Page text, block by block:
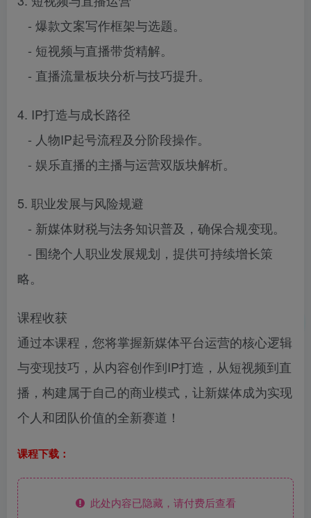
- 爆款文案写作框架与选题。
- 短视频与直播带货精解。
- 直播流量板块分析与技巧提升。
4. IP打造与成长路径
- 人物IP起号流程及分阶段操作。
- 娱乐直播的主播与运营双版块解析。
5. 职业发展与风险规避
- 新媒体财税与法务知识普及，确保合规变现。
- 围绕个人职业发展规划，提供可持续增长策
略。
课程收获
通过本课程，您将掌握新媒体平台运营的核心逻辑
与变现技巧，从内容创作到IP打造，从短视频到直
播，构建属于自己的商业模式，让新媒体成为实现
个人和团队价值的全新赛道！
课程下载：
此处内容已隐藏，请付费后查看